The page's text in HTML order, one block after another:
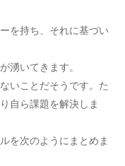
を持ち、それに基づい
湧いてきます。
いことだそうです。た
自ら課題を解決しま
を次のようにまとめま